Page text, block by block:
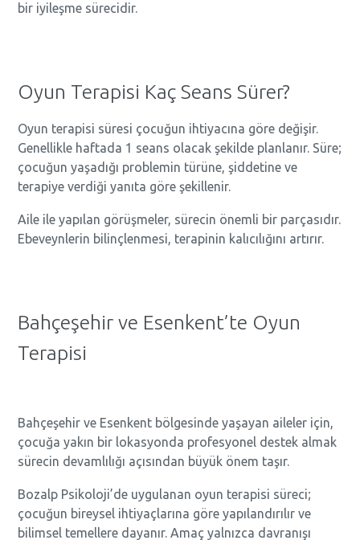
bir iyileşme sürecidir.
Oyun Terapisi Kaç Seans Sürer?
Oyun terapisi süresi çocuğun ihtiyacına göre değişir.
Genellikle haftada 1 seans olacak şekilde planlanır. Süre;
çocuğun yaşadığı problemin türüne, şiddetine ve
terapiye verdiği yanıta göre şekillenir.
Aile ile yapılan görüşmeler, sürecin önemli bir parçasıdır.
Ebeveynlerin bilinçlenmesi, terapinin kalıcılığını artırır.
Bahçeşehir ve Esenkent’te Oyun
Terapisi
Bahçeşehir ve Esenkent bölgesinde yaşayan aileler için,
çocuğa yakın bir lokasyonda profesyonel destek almak
sürecin devamlılığı açısından büyük önem taşır.
Bozalp Psikoloji’de uygulanan oyun terapisi süreci;
çocuğun bireysel ihtiyaçlarına göre yapılandırılır ve
bilimsel temellere dayanır. Amaç yalnızca davranışı